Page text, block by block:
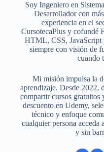
Soy Ingeniero en
Desarrollador con
experiencia en el
CursotecaPlus y cofundé
HTML, CSS, JavaScript
siempre con visión de
cuando
Mi misión impulsa la
aprendizaje. Desde 2022,
compartir cursos gratuitos
descuento en Udemy,
técnico y enfoque
cualquier persona acceda
y sin